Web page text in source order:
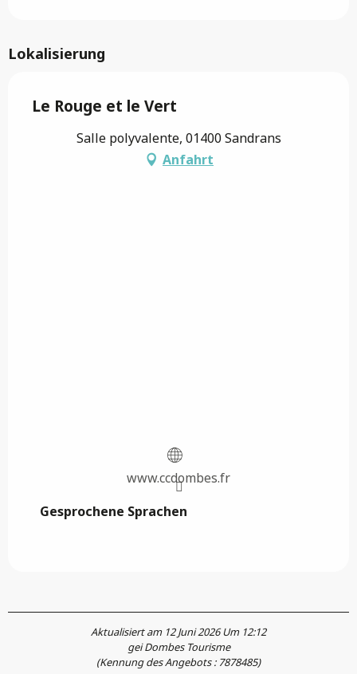
Lokalisierung
Le Rouge et le Vert
Salle polyvalente, 01400 Sandrans
Anfahrt
www.ccdombes.fr
Gesprochene Sprachen
Gesprochene Sprachen
Aktualisiert am 12 Juni 2026 Um 12:12
gei Dombes Tourisme
(Kennung des Angebots : 7878485)